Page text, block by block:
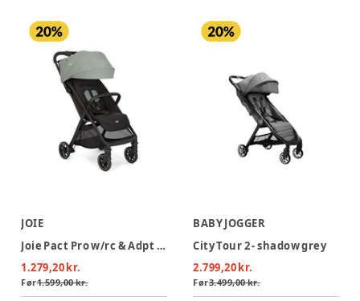
JOIE
Joie Pact Pro w/rc & Adpt Klapvogn - Abyss
1.279,20 kr.
Før1.599,00 kr.
BABY JOGGER
City Tour 2 - shadow grey
2.799,20 kr.
Før3.499,00 kr.